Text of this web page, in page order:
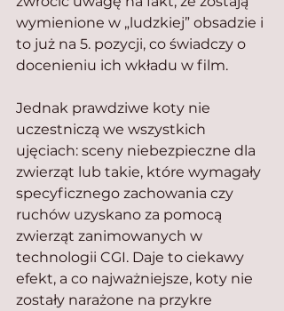
wymienione w „ludzkiej” obsadzie i
to już na 5. pozycji, co świadczy o
docenieniu ich wkładu w film.
Jednak prawdziwe koty nie
uczestniczą we wszystkich
ujęciach: sceny niebezpieczne dla
zwierząt lub takie, które wymagały
specyficznego zachowania czy
ruchów uzyskano za pomocą
zwierząt zanimowanych w
technologii CGI. Daje to ciekawy
efekt, a co najważniejsze, koty nie
zostały narażone na przykre